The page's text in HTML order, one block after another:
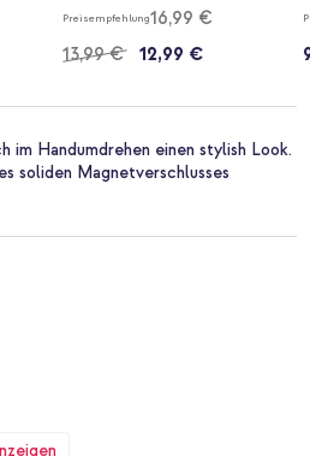
Preisempfehlung16,99 €
13,99 €
12,99 €
im Handumdrehen einen stylish Look.
soliden Magnetverschlusses